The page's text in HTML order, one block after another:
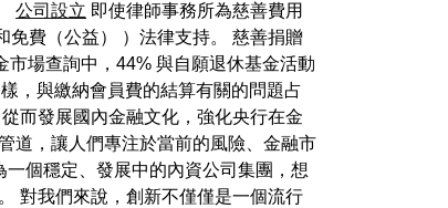
公司設立 即使律師事務所為慈善費用
免費（公益） ）法律支持。 慈善捐贈
場查詢中，44% 與自願退休基金活動
，與繳納會員費的結算有關的問題占
而發展國內金融文化，強化央行在金
道，讓人們專注於當前的風險、金融市
個穩定、發展中的內資公司集團，想
對我們來說，創新不僅僅是一個流行